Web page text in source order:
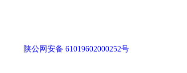
陕公网安备 61019602000252号